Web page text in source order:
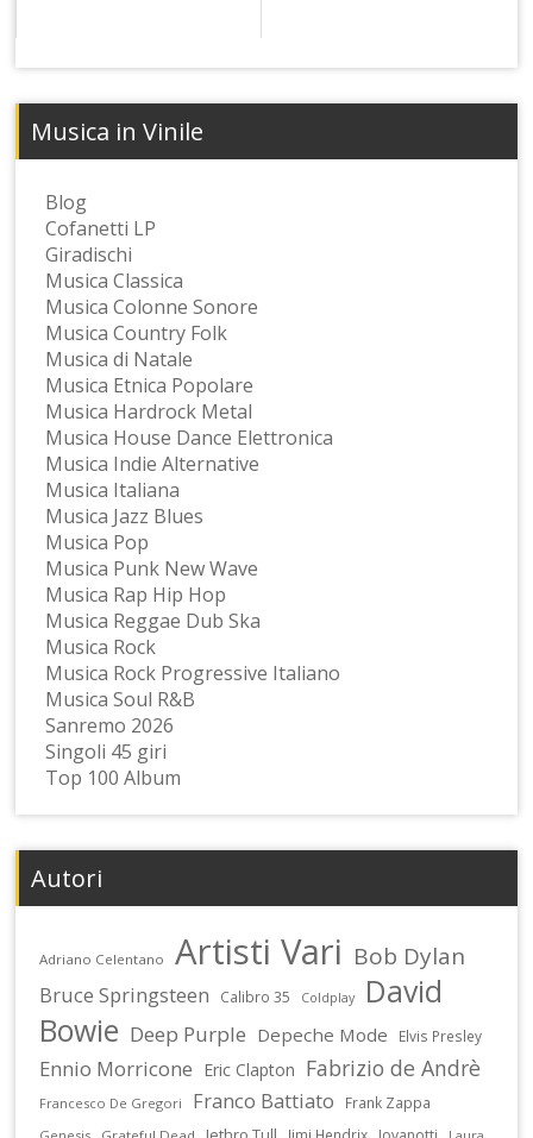
Musica in Vinile
Blog
Cofanetti LP
Giradischi
Musica Classica
Musica Colonne Sonore
Musica Country Folk
Musica di Natale
Musica Etnica Popolare
Musica Hardrock Metal
Musica House Dance Elettronica
Musica Indie Alternative
Musica Italiana
Musica Jazz Blues
Musica Pop
Musica Punk New Wave
Musica Rap Hip Hop
Musica Reggae Dub Ska
Musica Rock
Musica Rock Progressive Italiano
Musica Soul R&B
Sanremo 2026
Singoli 45 giri
Top 100 Album
Autori
Adriano Celentano Artisti Vari Bob Dylan
Bruce Springsteen Calibro 35 Coldplay
David
Bowie Deep Purple Depeche Mode Elvis Presley
Ennio Morricone Eric Clapton Fabrizio de Andrè
Francesco De Gregori Franco Battiato Frank Zappa
Jimi Hendrix